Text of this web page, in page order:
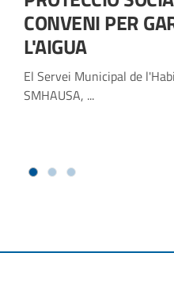
CONVENI PER
L'AIGUA
El Servei Municipal de
SMHAUSA, ...